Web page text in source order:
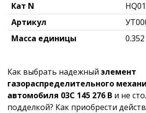
Кат N
Артикул
Масса единицы
0.352
Как выбрать надежный элемент
газораспределительного
автомобиля 03C 145 276 B и не
подделкой? Как приобрести